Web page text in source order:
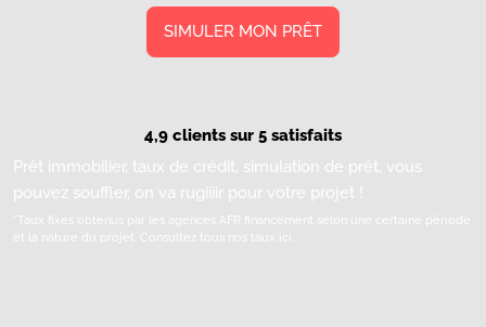
SIMULER MON PRÊT
4,9 clients sur 5 satisfaits
Prêt immobilier, taux de crédit, simulation de prêt, vous
pouvez souffler, on va rugiiiir pour votre projet !
*Taux fixes obtenus par les agences AFR financement selon une certaine période
et la nature du projet.
Consultez tous nos taux ici.